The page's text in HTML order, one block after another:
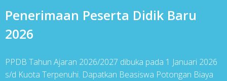
Penerimaan Peserta Didik Baru
2026
PPDB Tahun Ajaran 2026/2027 dibuka pada 1 Januari 2026
s/d Kuota Terpenuhi. Dapatkan Beasiswa Potongan Biaya